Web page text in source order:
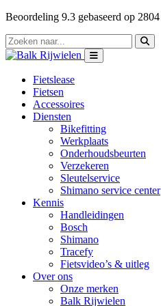
Beoordeling 9.3 gebaseerd op 2804
Fietslease
Fietsen
Accessoires
Diensten
Bikefitting
Werkplaats
Onderhoudsbeurten
Verzekeren
Sleutelservice
Shimano service center
Kennis
Handleidingen
Bosch
Shimano
Tracefy
Fietsvideo’s & uitleg
Over ons
Onze merken
Balk Rijwielen